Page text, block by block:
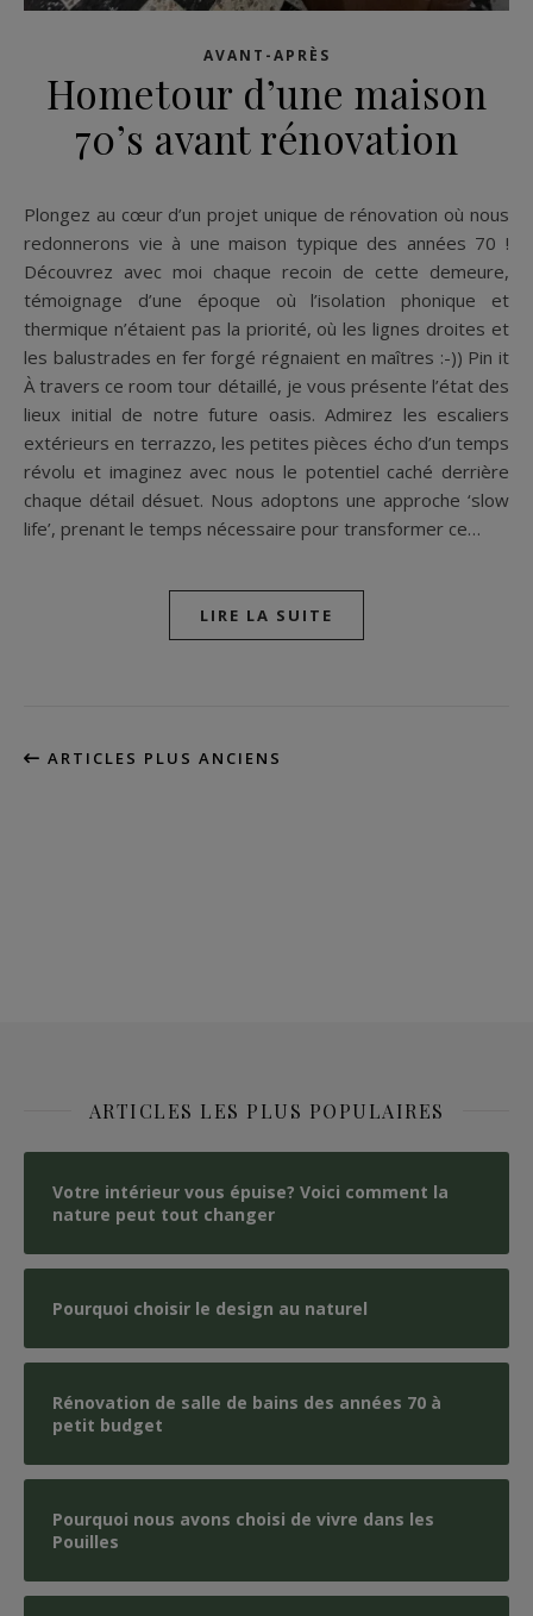
AVANT-APRÈS
Hometour d’une maison
70’s avant rénovation
Plongez au cœur d’un projet unique de rénovation où nous
redonnerons vie à une maison typique des années 70 !
Découvrez avec moi chaque recoin de cette demeure,
témoignage d’une époque où l’isolation phonique et
thermique n’étaient pas la priorité, où les lignes droites et
les balustrades en fer forgé régnaient en maîtres :-)) Pin it
À travers ce room tour détaillé, je vous présente l’état des
lieux initial de notre future oasis. Admirez les escaliers
extérieurs en terrazzo, les petites pièces écho d’un temps
révolu et imaginez avec nous le potentiel caché derrière
chaque détail désuet. Nous adoptons une approche ‘slow
life’, prenant le temps nécessaire pour transformer ce…
LIRE LA SUITE
ARTICLES PLUS ANCIENS
ARTICLES LES PLUS POPULAIRES
Votre intérieur vous épuise? Voici comment la
nature peut tout changer
Pourquoi choisir le design au naturel
Rénovation de salle de bains des années 70 à
petit budget
Pourquoi nous avons choisi de vivre dans les
Pouilles